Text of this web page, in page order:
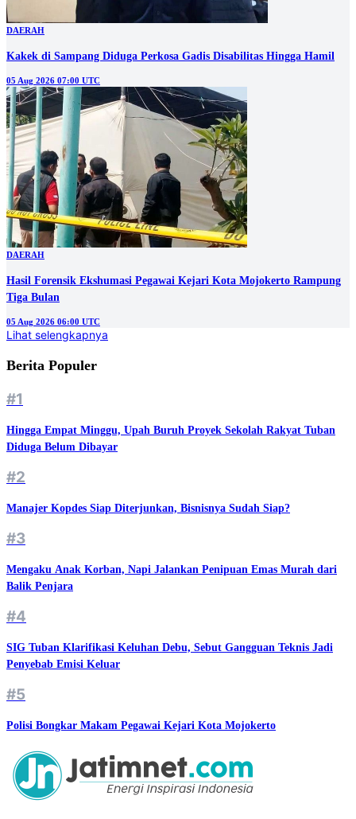
DAERAH
Kakek di Sampang Diduga Perkosa Gadis Disabilitas Hingga Hamil
05 Aug 2026 07:00 UTC
DAERAH
Hasil Forensik Ekshumasi Pegawai Kejari Kota Mojokerto Rampung
Tiga Bulan
05 Aug 2026 06:00 UTC
Lihat selengkapnya
Berita Populer
#1
Hingga Empat Minggu, Upah Buruh Proyek Sekolah Rakyat Tuban
Diduga Belum Dibayar
#2
Manajer Kopdes Siap Diterjunkan, Bisnisnya Sudah Siap?
#3
Mengaku Anak Korban, Napi Jalankan Penipuan Emas Murah dari
Balik Penjara
#4
SIG Tuban Klarifikasi Keluhan Debu, Sebut Gangguan Teknis Jadi
Penyebab Emisi Keluar
#5
Polisi Bongkar Makam Pegawai Kejari Kota Mojokerto